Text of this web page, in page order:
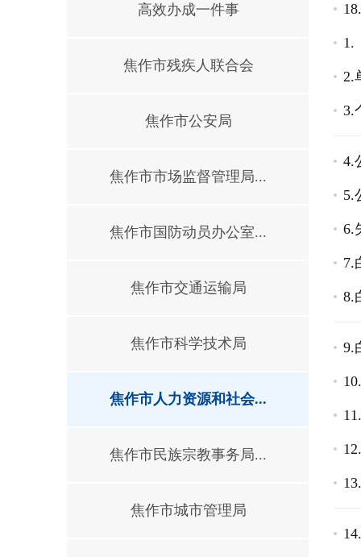
高效办成一件事
焦作市残疾人联合会
焦作市公安局
焦作市市场监督管理局...
焦作市国防动员办公室...
焦作市交通运输局
焦作市科学技术局
焦作市人力资源和社会...
焦作市民族宗教事务局...
焦作市城市管理局
1.
2.
3.
4.
5.
6.
7.
8.
9.